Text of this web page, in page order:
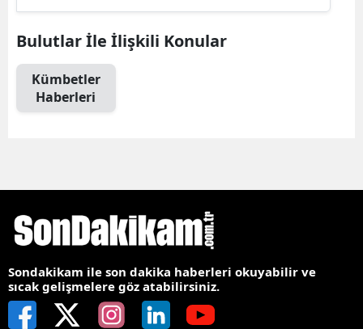
Bulutlar İle İlişkili Konular
Kümbetler
Haberleri
Sondakikam ile son dakika haberleri okuyabilir ve
sıcak gelişmelere göz atabilirsiniz.